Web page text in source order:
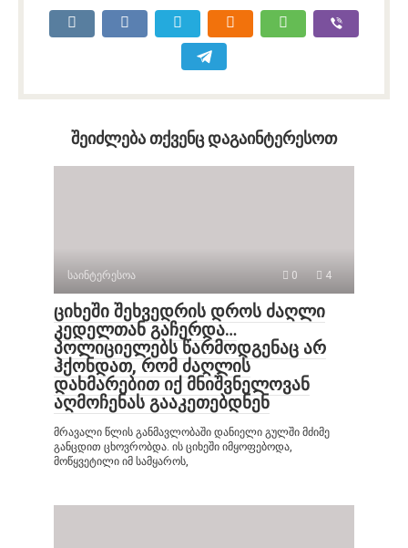
შეიძლება თქვენც დაგაინტერესოთ
საინტერესოა 0 4
ციხეში შეხვედრის დროს ძაღლი
კედელთან გაჩერდა…
პოლიციელებს წარმოდგენაც არ
ჰქონდათ, რომ ძაღლის
დახმარებით იქ მნიშვნელოვან
აღმოჩენას გააკეთებდნენ
მრავალი წლის განმავლობაში დანიელი გულში მძიმე
განცდით ცხოვრობდა. ის ციხეში იმყოფებოდა,
მოწყვეტილი იმ სამყაროს,